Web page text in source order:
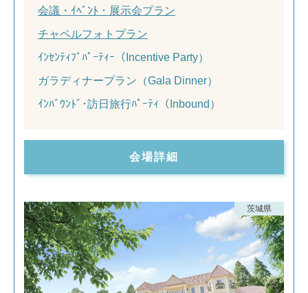
会議・ｲﾍﾞﾝﾄ・展示会プラン
チャペルフォトプラン
ｲﾝｾﾝﾃｨﾌﾞﾊﾟｰﾃｨｰ（Incentive Party）
ガラディナープラン（Gala Dinner）
ｲﾝﾊﾞｳﾝﾄﾞ･訪日旅行ﾊﾟｰﾃｨ（Inbound）
会場詳細
茨城県